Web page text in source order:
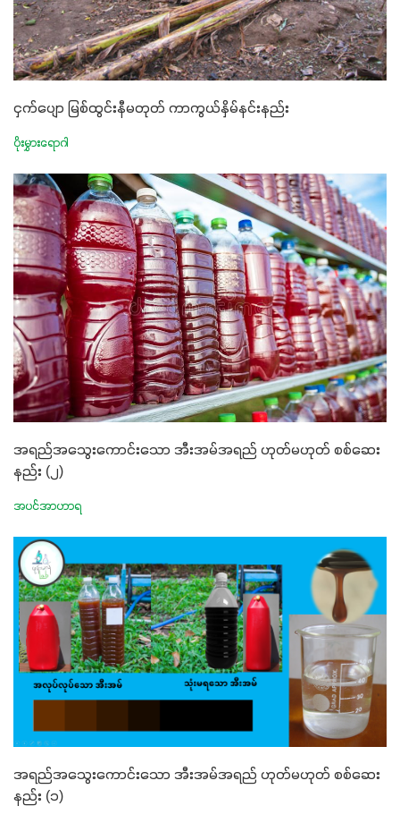
ငှက်ပျော မြစ်ထွင်းနီမတုတ် ကာကွယ်နှိမ်နင်းနည်း
ပိုးမွှားရောဂါ
အရည်အသွေးကောင်းသော အီးအမ်အရည် ဟုတ်မဟုတ် စစ်ဆေး
နည်း (၂)
အပင်အာဟာရ
အရည်အသွေးကောင်းသော အီးအမ်အရည် ဟုတ်မဟုတ် စစ်ဆေး
နည်း (၁)